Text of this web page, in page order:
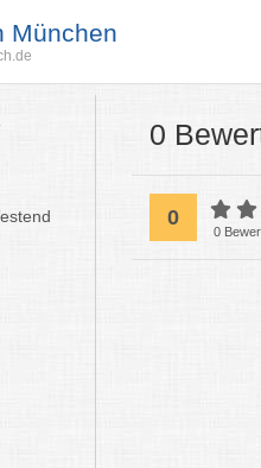
München
0
0
0